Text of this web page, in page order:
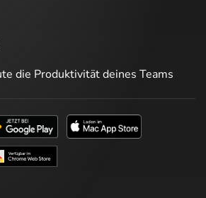
die Produktivität deines Teams